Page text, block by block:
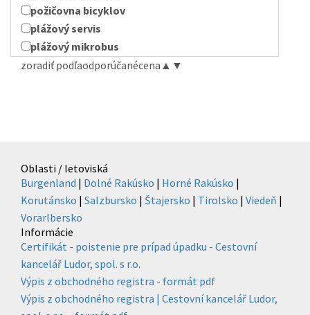
požičovna bicyklov
plážový servis
plážový mikrobus
zoradiť podľaodporúčanécena ▲ ▼
Oblasti / letoviská
Burgenland | Dolné Rakúsko | Horné Rakúsko |
Korutánsko | Salzbursko | Štajersko | Tirolsko | Viedeň |
Vorarlbersko
Informácie
Certifikát - poistenie pre prípad úpadku - Cestovní
kancelář Ludor, spol. s r.o.
Výpis z obchodného registra - formát pdf
Výpis z obchodného registra | Cestovní kancelář Ludor,